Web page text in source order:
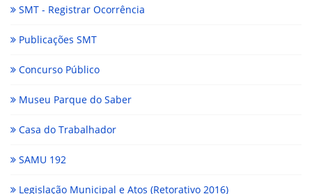
SMT - Registrar Ocorrência
Publicações SMT
Concurso Público
Museu Parque do Saber
Casa do Trabalhador
SAMU 192
Legislação Municipal e Atos (Retorativo 2016)